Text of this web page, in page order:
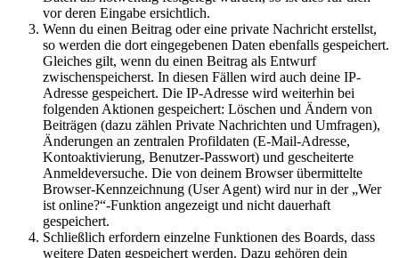
vor deren Eingabe ersichtlich.
Wenn du einen Beitrag oder eine private Nachricht erstellst,
so werden die dort eingegebenen Daten ebenfalls gespeichert.
Gleiches gilt, wenn du einen Beitrag als Entwurf
zwischenspeicherst. In diesen Fällen wird auch deine IP-
Adresse gespeichert. Die IP-Adresse wird weiterhin bei
folgenden Aktionen gespeichert: Löschen und Ändern von
Beiträgen (dazu zählen Private Nachrichten und Umfragen),
Änderungen an zentralen Profildaten (E-Mail-Adresse,
Kontoaktivierung, Benutzer-Passwort) und gescheiterte
Anmeldeversuche. Die von deinem Browser übermittelte
Browser-Kennzeichnung (User Agent) wird nur in der „Wer
ist online?“-Funktion angezeigt und nicht dauerhaft
gespeichert.
Schließlich erfordern einzelne Funktionen des Boards, dass
weitere Daten gespeichert werden. Dazu gehören dein